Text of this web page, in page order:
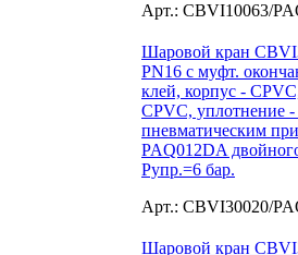
Арт.: CBVI10063/
Шаровой кран
PN16 с муфт.
клей, корпус -
CPVC, уплотнение -
пневматическим
PAQ012DA
Рупр.=6 бар.
Арт.: CBVI30020/
Шаровой кран